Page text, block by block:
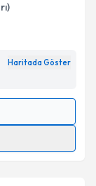
Haritada Göster